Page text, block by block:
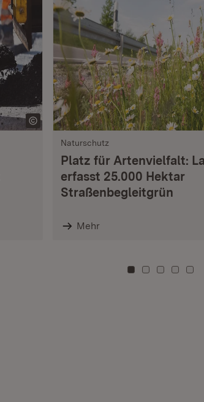
Naturschutz
Platz für Artenvielfalt:
erfasst 25.000 Hektar
Straßenbegleitgrün
Mehr
Zu Kachel: 0
Zu Kachel: 3
Zu Zu Zu